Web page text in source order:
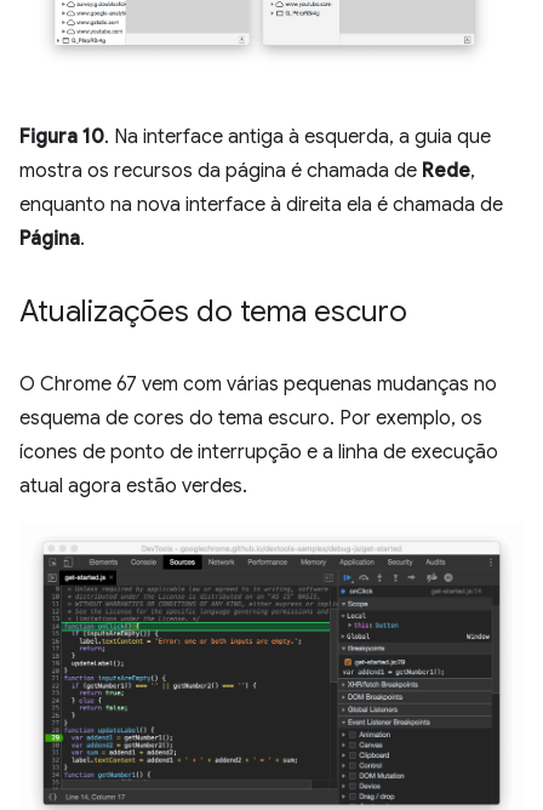
Figura 10. Na interface antiga à esquerda, a guia que
mostra os recursos da página é chamada de Rede,
enquanto na nova interface à direita ela é chamada de
Página.
Atualizações do tema escuro
O Chrome 67 vem com várias pequenas mudanças no
esquema de cores do tema escuro. Por exemplo, os
ícones de ponto de interrupção e a linha de execução
atual agora estão verdes.